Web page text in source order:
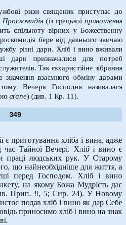
ризи священик приступає до
Проскомидія(із грецької приношення
спільноту вірних у Божественну
бере від давнього звичаю
різні дари. Хліб і вино вживали
дари призначалися для потреб
Так євхаристійне зібрання
значення взаємного обміну дарами
Вечеря Господня називалася
аґапе) (див. 1 Кр. 11).
349
приготування хліба і вина, адже
Тайної Вечері. Хліб і вино є
праці людських рук. У Старому
що найнеобхідніше для життя, а
перед Господом. Хліб і вино
на якому Божа Мудрість дає
Прип. 9, 5; Сир. 24). У Новому
подав хліб і вино як дар Себе
приносимо хліб і вино на знак